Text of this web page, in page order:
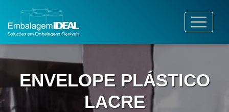
ENVELOPE PLÁSTICO
LACRE